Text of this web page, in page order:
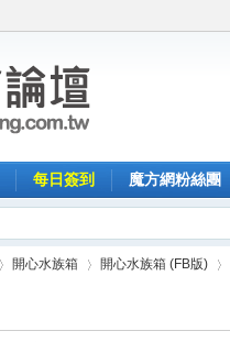
每日簽到 魔方網粉絲團
開心水族箱 開心水族箱 (FB版)